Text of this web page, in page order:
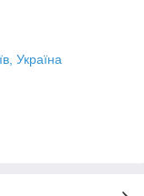
Україна